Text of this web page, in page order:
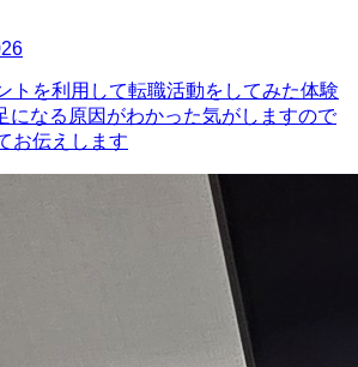
トを利用して転職活動をしてみた体験
になる原因がわかった気がしますので
お伝えします